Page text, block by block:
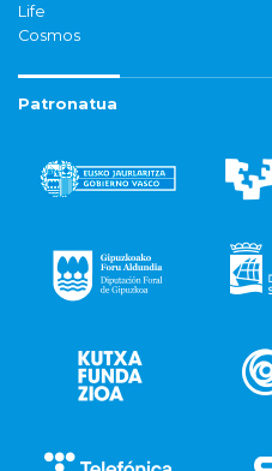
Life
Cosmos
Patronatua